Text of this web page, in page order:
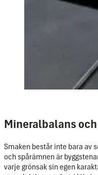
Mineralbalans
Smaken består inte bara av
och spårämnen är
varje grönsak sin egen